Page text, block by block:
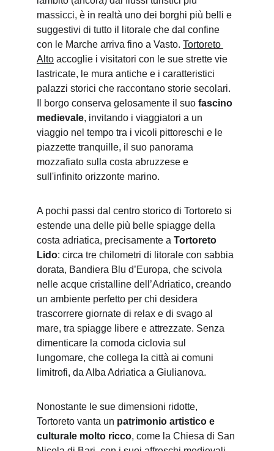
massicci, è in realtà uno dei borghi più belli e
suggestivi di tutto il litorale che dal confine
con le Marche arriva fino a Vasto. Tortoreto
Alto accoglie i visitatori con le sue strette vie
lastricate, le mura antiche e i caratteristici
palazzi storici che raccontano storie secolari.
Il borgo conserva gelosamente il suo fascino
medievale, invitando i viaggiatori a un
viaggio nel tempo tra i vicoli pittoreschi e le
piazzette tranquille, il suo panorama
mozzafiato sulla costa abruzzese e
sull'infinito orizzonte marino.
A pochi passi dal centro storico di Tortoreto si
estende una delle più belle spiagge della
costa adriatica, precisamente a Tortoreto
Lido: circa tre chilometri di litorale con sabbia
dorata, Bandiera Blu d’Europa, che scivola
nelle acque cristalline dell’Adriatico, creando
un ambiente perfetto per chi desidera
trascorrere giornate di relax e di svago al
mare, tra spiagge libere e attrezzate. Senza
dimenticare la comoda ciclovia sul
lungomare, che collega la città ai comuni
limitrofi, da Alba Adriatica a Giulianova.
Nonostante le sue dimensioni ridotte,
Tortoreto vanta un patrimonio artistico e
culturale molto ricco, come la Chiesa di San